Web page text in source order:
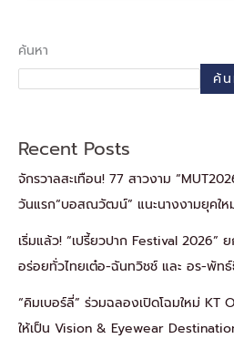
ค้นหา
ค้
Recent Posts
จักรวาลสะเทือน! 77 สาวงาม
วันแรก“บอสณวัฒน์” แนะนางงามยุคใ
เริ่มแล้ว! “เปรี้ยวปาก Festival 2026”
อร่อยทั่วไทยเต๋อ-ฉันทวิชช์ และ อร-พัท
“คิมเบอร์ลี่” ร่วมฉลองเปิดโฉมใหม่ KT
ให้เป็น Vision & Eyewear